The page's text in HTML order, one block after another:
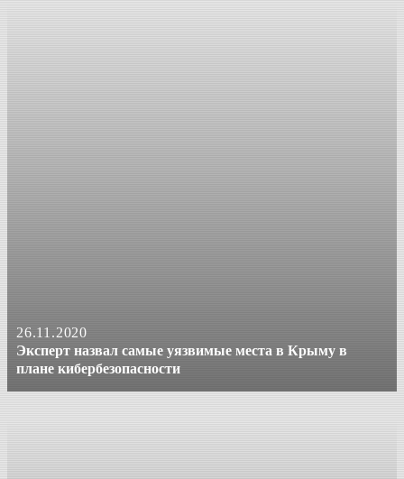
26.11.2020
Эксперт назвал самые уязвимые места в Крыму в
плане кибербезопасности